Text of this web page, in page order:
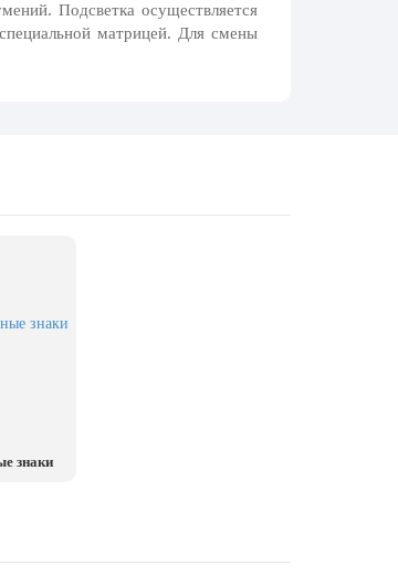
Подсветка осуществляется
матрицей. Для смены
знаки